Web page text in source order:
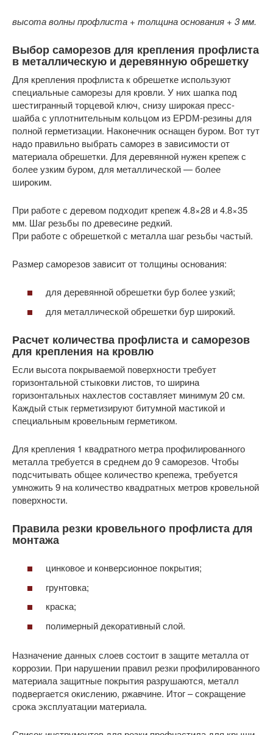
высота волны профлиста + толщина основания + 3 мм.
Выбор саморезов для крепления профлиста
в металлическую и деревянную обрешетку
Для крепления профлиста к обрешетке используют
специальные саморезы для кровли. У них шапка под
шестигранный торцевой ключ, снизу широкая пресс-
шайба с уплотнительным кольцом из ЕРDМ-резины для
полной герметизации. Наконечник оснащен буром. Вот тут
надо правильно выбрать саморез в зависимости от
материала обрешетки. Для деревянной нужен крепеж с
более узким буром, для металлической — более
широким.
При работе с деревом подходит крепеж 4.8×28 и 4.8×35
мм. Шаг резьбы по древесине редкий.
При работе с обрешеткой с металла шаг резьбы частый.
Размер саморезов зависит от толщины основания:
для деревянной обрешетки бур более узкий;
для металлической обрешетки бур широкий.
Расчет количества профлиста и саморезов
для крепления на кровлю
Если высота покрываемой поверхности требует
горизонтальной стыковки листов, то ширина
горизонтальных нахлестов составляет минимум 20 см.
Каждый стык герметизируют битумной мастикой и
специальным кровельным герметиком.
Для крепления 1 квадратного метра профилированного
металла требуется в среднем до 9 саморезов. Чтобы
подсчитывать общее количество крепежа, требуется
умножить 9 на количество квадратных метров кровельной
поверхности.
Правила резки кровельного профлиста для
монтажа
цинковое и конверсионное покрытия;
грунтовка;
краска;
полимерный декоративный слой.
Назначение данных слоев состоит в защите металла от
коррозии. При нарушении правил резки профилированного
материала защитные покрытия разрушаются, металл
подвергается окислению, ржавчине. Итог – сокращение
срока эксплуатации материала.